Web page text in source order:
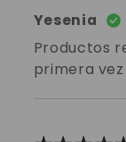
Yesenia
Productos
primera vez